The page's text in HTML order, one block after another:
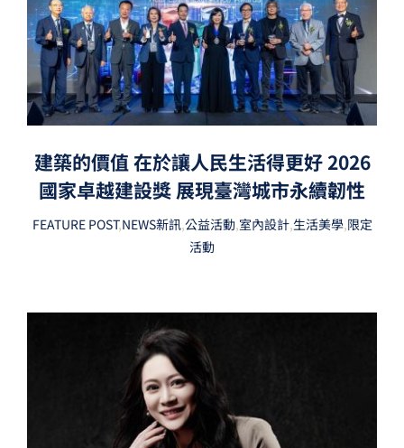
建築的價值 在於讓人民生活得更好 2026
國家卓越建設獎 展現臺灣城市永續韌性
FEATURE POST,NEWS新訊,公益活動,室內設計,生活美學,限定
活動